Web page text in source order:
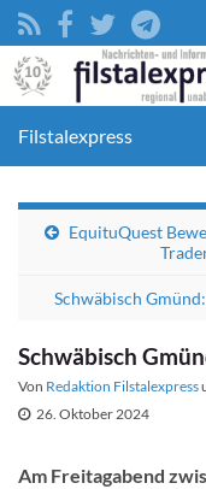
Filstalexpress
EquituQuest
Schwäbisch
Schwäbisch
Von Redaktion Filstalexpress
26. Oktober 2024
Am Freitagabend